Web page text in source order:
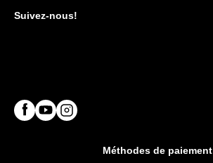
Suivez-nous!
Méthodes de paiement